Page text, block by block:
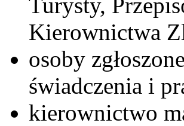
Turysty,
Kierownictwa
osoby
świadczenia i
kierownictwo